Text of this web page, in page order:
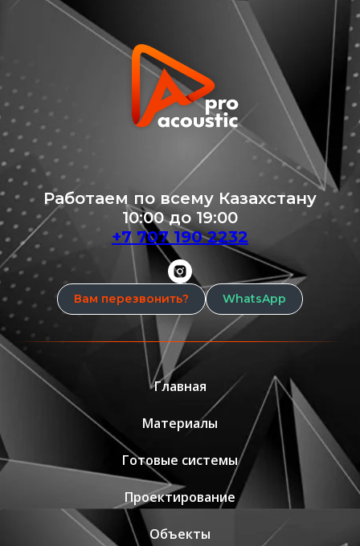
Работаем по всему Казахстану
10:00 до 19:00
+7 707 190 2232
Вам перезвонить? WhatsApp
Главная
Материалы
Готовые системы
Проектирование
Объекты